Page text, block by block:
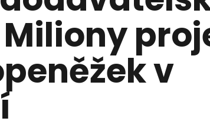
v